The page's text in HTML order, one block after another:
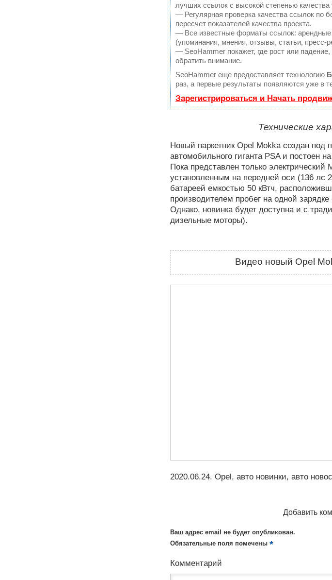
лучших ссылок с высокой степенью
— Регулярная проверка качества ссылок по
пересчет показателей качества проекта.
— Все известные форматы ссылок:
(упоминания, мнения, отзывы, статьи, пресс-
— SeoHammer покажет, где рост или
обратить внимание.
SeoHammer еще предоставляет технологию
раз, а первые результаты появляются уже в
Зарегистрироваться и Начать
Технические
Новый паркетник Opel Mokka создан под
автомобильного гиганта PSA и постоен
Пока представлен только электрический
установленным на передней оси (136 лс
батареей емкостью 50 кВтч,
производителем пробег на одной
Однако, новинка будет доступна и с
дизельные моторы).
Видео новый Opel
2020.06.24. Opel, авто новинки, авто
Добавить
Ваш адрес email не будет опубликован.
Обязательные поля помечены *
Комментарий